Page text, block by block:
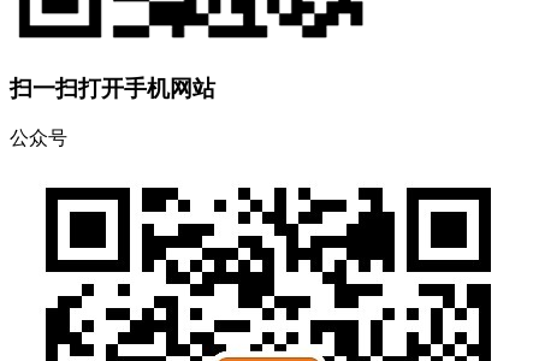
扫一扫打开手机网站
公众号